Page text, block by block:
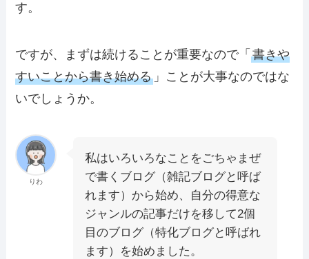
す。
ですが、まずは続けることが重要なので「書きや
すいことから書き始める 」ことが大事なのではな
いでしょうか。
りわ
私はいろいろなことをごちゃまぜ
で書くブログ（雑記ブログと呼ば
れます）から始め、自分の得意な
ジャンルの記事だけを移して2個
目のブログ（特化ブログと呼ばれ
ます）を始めました。